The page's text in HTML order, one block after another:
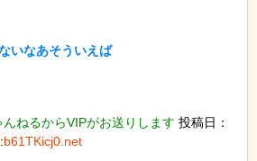
いなあそういえば
ねるからVIPがお送りします 投稿日：
b61TKicj0.net